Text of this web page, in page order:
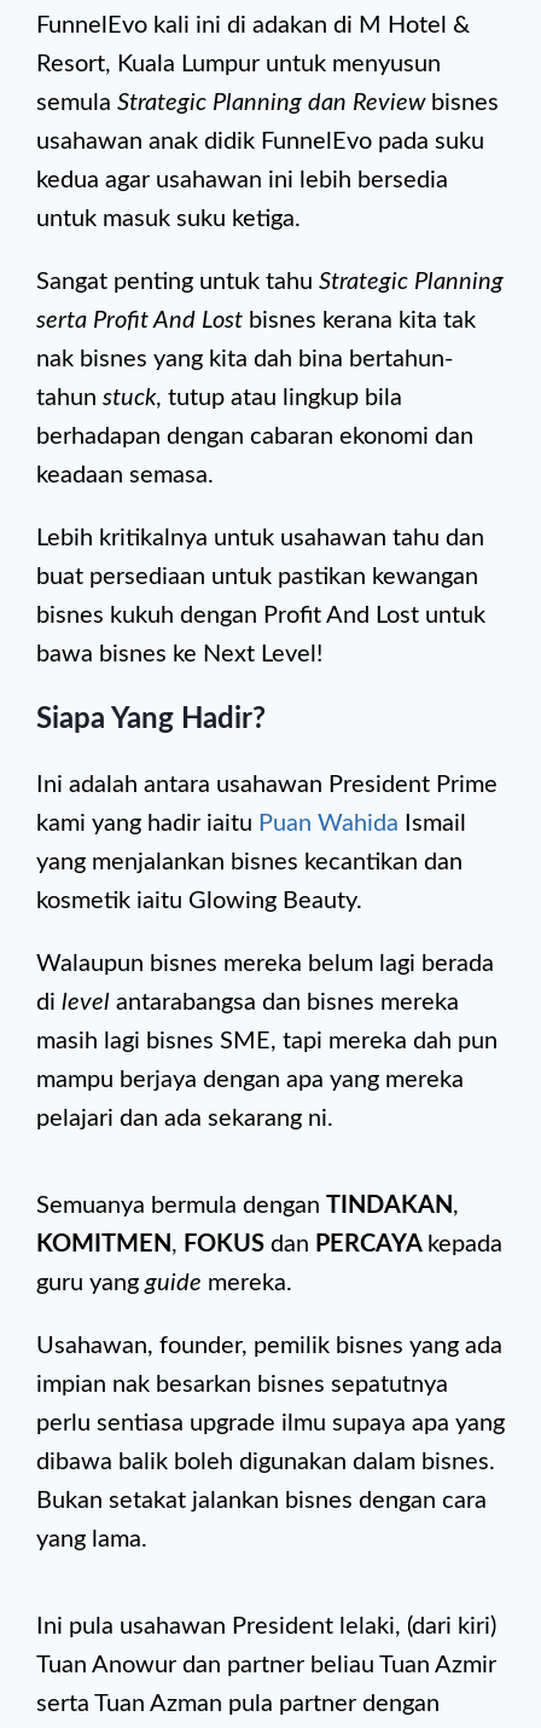
FunnelEvo kali ini di adakan di M Hotel &
Resort, Kuala Lumpur untuk menyusun
semula Strategic Planning dan Review bisnes
usahawan anak didik FunnelEvo pada suku
kedua agar usahawan ini lebih bersedia
untuk masuk suku ketiga.
Sangat penting untuk tahu Strategic Planning
serta Profit And Lost bisnes kerana kita tak
nak bisnes yang kita dah bina bertahun-
tahun stuck, tutup atau lingkup bila
berhadapan dengan cabaran ekonomi dan
keadaan semasa.
Lebih kritikalnya untuk usahawan tahu dan
buat persediaan untuk pastikan kewangan
bisnes kukuh dengan Profit And Lost untuk
bawa bisnes ke Next Level!
Siapa Yang Hadir?
Ini adalah antara usahawan President Prime
kami yang hadir iaitu Puan Wahida Ismail
yang menjalankan bisnes kecantikan dan
kosmetik iaitu Glowing Beauty.
Walaupun bisnes mereka belum lagi berada
di level antarabangsa dan bisnes mereka
masih lagi bisnes SME, tapi mereka dah pun
mampu berjaya dengan apa yang mereka
pelajari dan ada sekarang ni.
Semuanya bermula dengan TINDAKAN ,
KOMITMEN , FOKUS dan PERCAYA kepada
guru yangguide mereka.
Usahawan, founder, pemilik bisnes yang ada
impian nak besarkan bisnes sepatutnya
perlu sentiasa upgrade ilmu supaya apa yang
dibawa balik boleh digunakan dalam bisnes.
Bukan setakat jalankan bisnes dengan cara
yang lama.
Ini pula usahawan President lelaki, (dari kiri)
Tuan Anowur dan partner beliau Tuan Azmir
serta Tuan Azman pula partner dengan